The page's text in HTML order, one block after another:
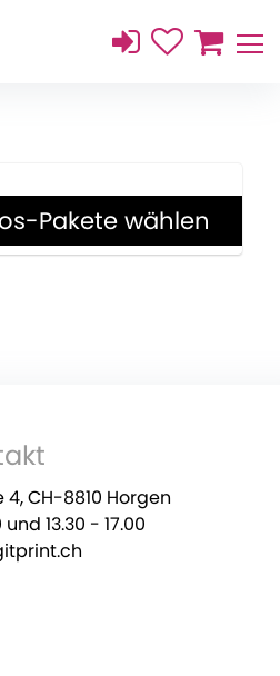
Pakete wählen
CH-8810 Horgen
13.30 - 17.00